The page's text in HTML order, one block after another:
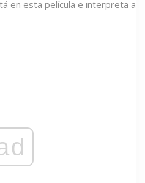
en esta película e interpreta a